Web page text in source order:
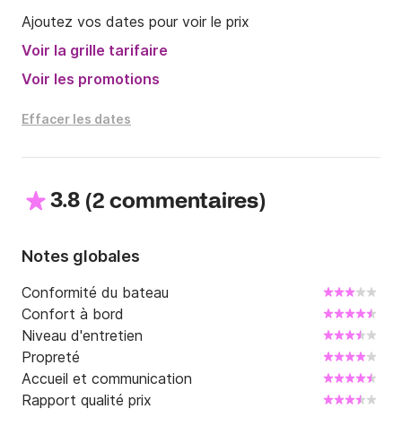
-	Skipper = 250 euros
-	Nettoyage du Pont = 35 euros
-	Moteur HB = 80 euros
-	Rachat de Franchise = 5% du prix de la location
-	Petit déjeuner = 25 euros pour 4 et 40 euros
-	Nuit avant le départ = Offert
Je suis disponible via la messagerie Click and Boat
pour échanger avec vous sur votre projet.
A bientôt
Ajoutez vos dates pour voir le prix
Voir la grille tarifaire
Voir les promotions
Effacer les dates
3.8 (2 commentaires)
Notes globales
Conformité du bateau
Confort à bord
Niveau d'entretien
Propreté
Accueil et communication
Rapport qualité prix